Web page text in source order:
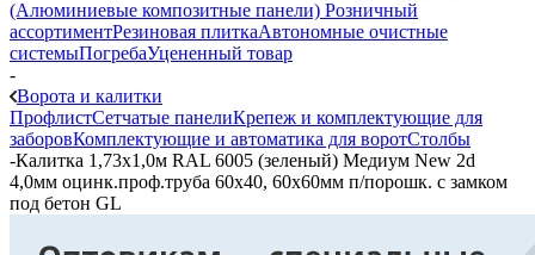
(Алюминиевые композитные панели) Розничный
ассортиментРезиновая плиткаАвтономные очистные
системыПогребаУцененный товар
-
Ворота и калитки
ПрофлистСетчатые панелиКрепеж и комплектующие для
заборовКомплектующие и автоматика для воротСтолбы
-Калитка 1,73х1,0м RAL 6005 (зеленый) Медиум New 2d
4,0мм оцинк.проф.труба 60х40, 60х60мм п/порошк. с замком
под бетон GL